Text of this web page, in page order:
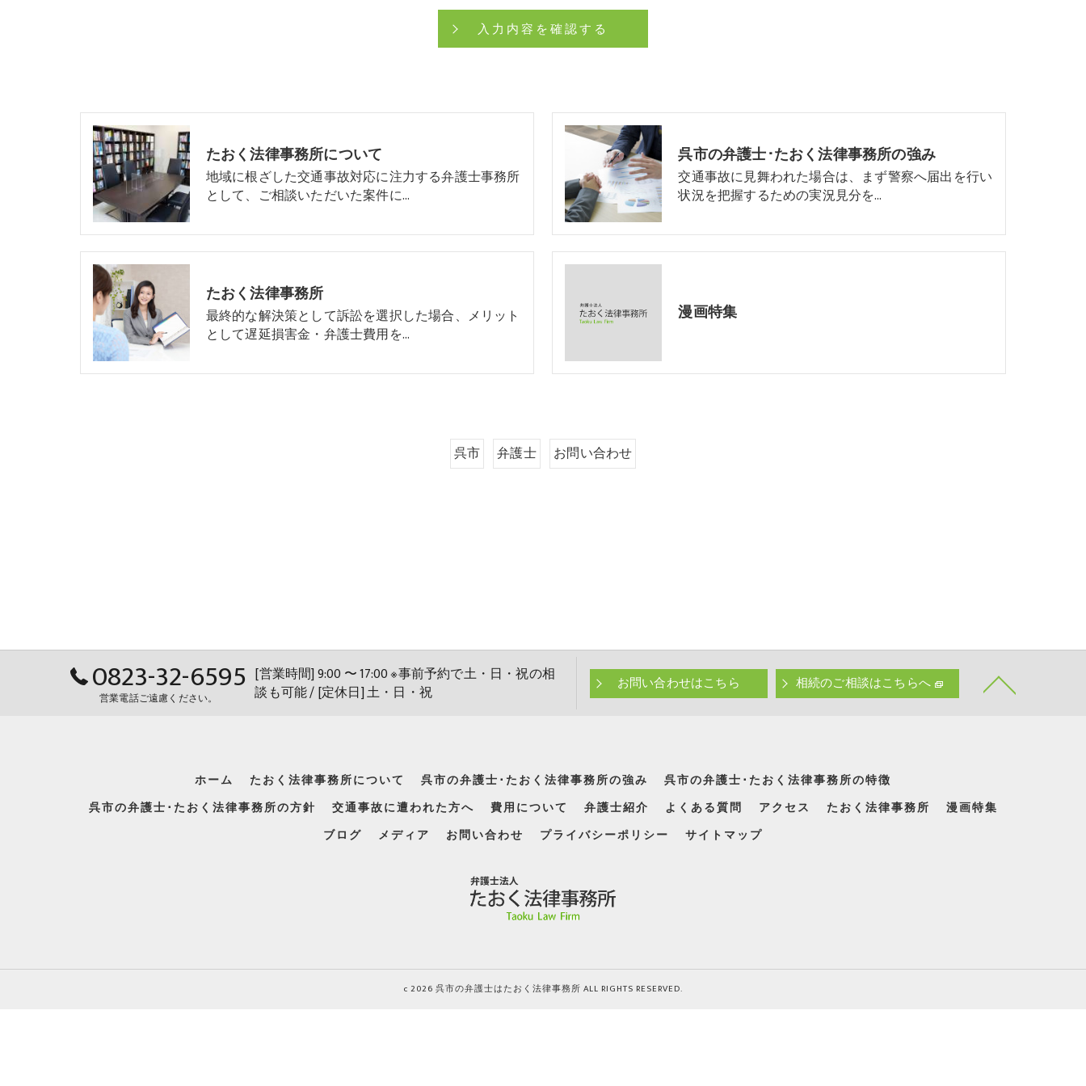
たおく法律事務所について
地域に根ざした交通事故対応に注力する弁護士事務所
として、ご相談いただいた案件に…
呉市の弁護士･たおく法律事務所の強み
交通事故に見舞われた場合は、まず警察へ届出を行い
状況を把握するための実況見分を…
たおく法律事務所
最終的な解決策として訴訟を選択した場合、メリット
として遅延損害金・弁護士費用を…
漫画特集
呉市 弁護士 お問い合わせ
0823-32-6595
営業電話ご遠慮ください。
[営業時間] 9:00 〜 17:00 ※事前予約で土・日・祝の相
談も可能 / [定休日] 土・日・祝
お問い合わせはこちら 相続のご相談はこちらへ
ホーム たおく法律事務所について 呉市の弁護士･たおく法律事務所の強み
呉市の弁護士･たおく法律事務所の特徴
呉市の弁護士･たおく法律事務所の方針
交通事故に遭われた方へ 費用について 弁護士紹介 よくある質問 アクセス たおく法律事務所
漫画特集
ブログ
メディア お問い合わせ プライバシーポリシー サイトマップ
c 2026 呉市の弁護士はたおく法律事務所 ALL RIGHTS RESERVED.